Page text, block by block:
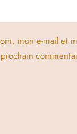
mon e-mail et